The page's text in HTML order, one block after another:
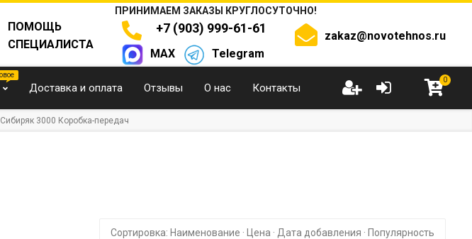
ПОМОЩЬ
СПЕЦИАЛИСТА
ПРИНИМАЕМ ЗАКАЗЫ КРУГЛОСУТОЧНО!
+7 (903) 999-61-61
MAX Telegram
zakaz@novotehnos.ru
Доставка и оплата Отзывы О нас Контакты
0
Cибиряк 3000 Коробка-передач
Сортировка: Наименование · Цена · Дата добавления · Популярность